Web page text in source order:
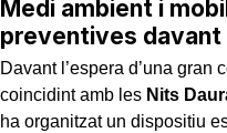
Medi ambient i
preventives davant
Davant l’espera d’una gran
coincidint amb les Nits
ha organitzat un dispositiu